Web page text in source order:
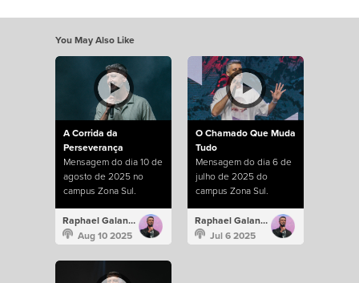
You May Also Like
A Corrida da
Perseverança
Mensagem do dia 10 de
agosto de 2025 no
campus Zona Sul.
Raphael Galante
Aug 10 2025
O Chamado Que Muda
Tudo
Mensagem do dia 6 de
julho de 2025 do
campus Zona Sul.
Raphael Galante
Jul 6 2025